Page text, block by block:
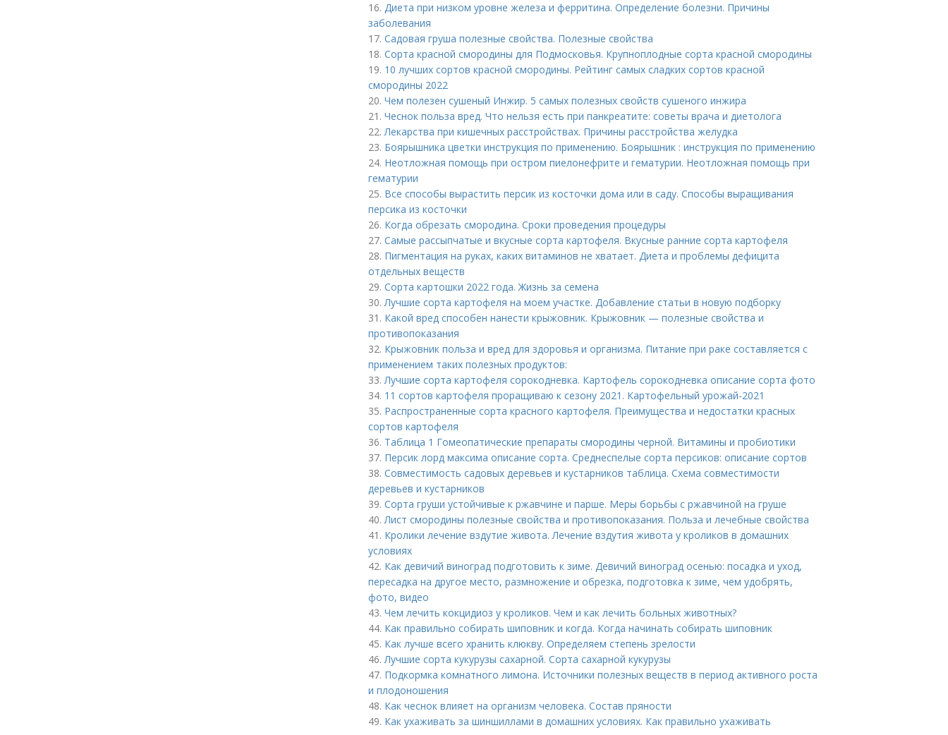
16. Диета при низком уровне железа и ферритина. Определение болезни. Причины
заболевания
17. Садовая груша полезные свойства. Полезные свойства
18. Сорта красной смородины для Подмосковья. Крупноплодные сорта красной смородины
19. 10 лучших сортов красной смородины. Рейтинг самых сладких сортов красной
смородины 2022
20. Чем полезен сушеный Инжир. 5 самых полезных свойств сушеного инжира
21. Чеснок польза вред. Что нельзя есть при панкреатите: советы врача и диетолога
22.Лекарства при кишечных расстройствах. Причины расстройства желудка
23. Боярышника цветки инструкция по применению. Боярышник : инструкция по применению
24. Неотложная помощь при остром пиелонефрите и гематурии. Неотложная помощь при
гематурии
25. Все способы вырастить персик из косточки дома или в саду. Способы выращивания
персика из косточки
26. Когда обрезать смородина. Сроки проведения процедуры
27. Самые рассыпчатые и вкусные сорта картофеля. Вкусные ранние сорта картофеля
28. Пигментация на руках, каких витаминов не хватает. Диета и проблемы дефицита
отдельных веществ
29. Сорта картошки 2022 года. Жизнь за семена
30.Лучшие сорта картофеля на моем участке. Добавление статьи в новую подборку
31. Какой вред способен нанести крыжовник. Крыжовник — полезные свойства и
противопоказания
32. Крыжовник польза и вред для здоровья и организма. Питание при раке составляется с
применением таких полезных продуктов:
33.Лучшие сорта картофеля сорокодневка. Картофель сорокодневка описание сорта фото
34. 11 сортов картофеля проращиваю к сезону 2021. Картофельный урожай-2021
35. Распространенные сорта красного картофеля. Преимущества и недостатки красных
сортов картофеля
36. Таблица 1 Гомеопатические препараты смородины черной. Витамины и пробиотики
37. Персик лорд максима описание сорта. Среднеспелые сорта персиков: описание сортов
38. Совместимость садовых деревьев и кустарников таблица. Схема совместимости
деревьев и кустарников
39. Сорта груши устойчивые к ржавчине и парше. Меры борьбы с ржавчиной на груше
40.Лист смородины полезные свойства и противопоказания. Польза и лечебные свойства
41. Кролики лечение вздутие живота. Лечение вздутия живота у кроликов в домашних
условиях
42. Как девичий виноград подготовить к зиме. Девичий виноград осенью: посадка и уход,
пересадка на другое место, размножение и обрезка, подготовка к зиме, чем удобрять,
фото, видео
43. Чем лечить кокцидиоз у кроликов. Чем и как лечить больных животных?
44. Как правильно собирать шиповник и когда. Когда начинать собирать шиповник
45. Как лучше всего хранить клюкву. Определяем степень зрелости
46.Лучшие сорта кукурузы сахарной. Сорта сахарной кукурузы
47. Подкормка комнатного лимона. Источники полезных веществ в период активного роста
и плодоношения
48. Как чеснок влияет на организм человека. Состав пряности
49. Как ухаживать за шиншиллами в домашних условиях. Как правильно ухаживать